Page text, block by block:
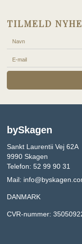
TILMELD
bySkagen
Sankt Laurentii Vej 62A
9990 Skagen
Telefon: 52 99 90 31
Mail:
DANMARK
CVR-nummer: